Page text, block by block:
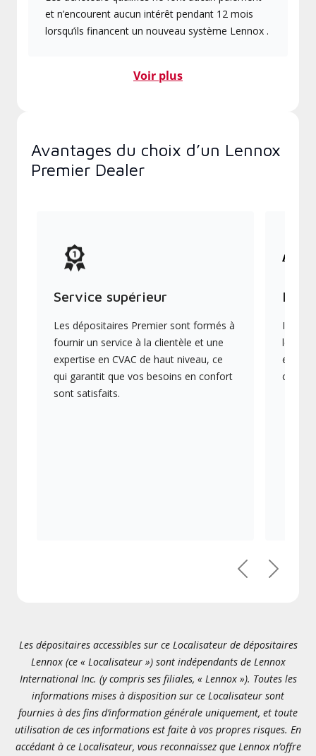
et n’encourent aucun intérêt pendant 12 mois
lorsqu’ils financent un nouveau système Lennox .
Voir plus
Avantages du choix d’un Lennox
Premier Dealer
Service supérieur
Les dépositaires Premier sont formés à
fournir un service à la clientèle et une
expertise en CVAC de haut niveau, ce
qui garantit que vos besoins en confort
sont satisfaits.
Ils
les
en
PrécédentSuivant
Les dépositaires accessibles sur ce Localisateur de dépositaires
Lennox (ce « Localisateur ») sont indépendants de Lennox
International Inc. (y compris ses filiales, « Lennox »). Toutes les
informations mises à disposition sur ce Localisateur sont
fournies à des fins d’information générale uniquement, et toute
utilisation de ces informations est faite à vos propres risques. En
accédant à ce Localisateur, vous reconnaissez que Lennox n’offre